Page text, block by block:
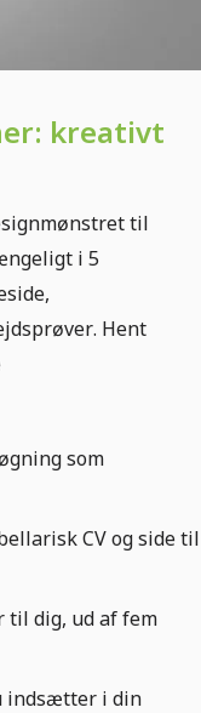
kreativt
til
i 5
Hent
som
CV og side til
til dig, ud af fem
indsætter i din